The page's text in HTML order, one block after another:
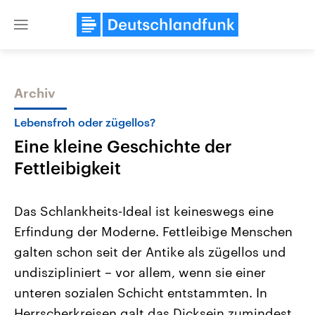
Close
Themen
Landtagswahl Sachsen-Anhalt
2026
Alle Informationen
Sachsen-Anhalt wählt am 6.
September 2026 einen neuen
Landtag. Seit 2021 wird das
Bundesland von einer Koalition aus
USA
Aktuelle Beiträge,
Hintergründe
Wirtschaftlich und
gehören die Vereinigten
den mächtigsten Ländern
mit großem Einfluss auf
Archiv
Lebensfroh oder zügellos?
Eine kleine Geschichte der
Fettleibigkeit
Das Schlankheits-Ideal ist keineswegs eine
Erfindung der Moderne. Fettleibige Menschen
galten schon seit der Antike als zügellos und
undiszipliniert – vor allem, wenn sie einer
unteren sozialen Schicht entstammten. In